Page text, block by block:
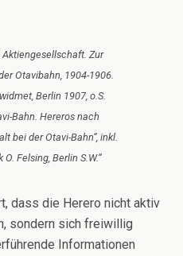
Zur
Otavibahn, 1904-1906.
Berlin 1907, o.S.
Bahn. Hereros nach
bei der Otavi-Bahn“, inkl.
Felsing, Berlin S.W.“
dass die Herero nicht aktiv
sondern sich freiwillig
Informationen